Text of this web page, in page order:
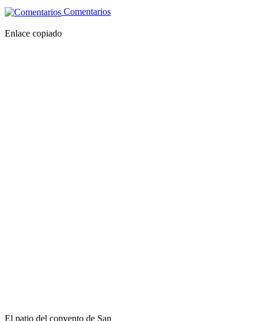
Comentarios
Enlace copiado
El patio del convento de San